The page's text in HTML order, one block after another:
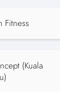
Fitness
(Kuala